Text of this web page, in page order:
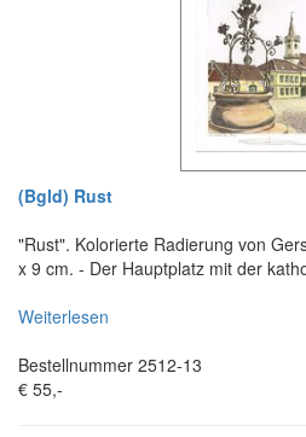
(Bgld) Rust
"Rust". Kolorierte Radierung von
x 9 cm. - Der Hauptplatz mit der
Weiterlesen
Bestellnummer 2512-13
€ 55,-